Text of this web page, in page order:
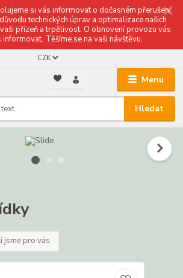
si vás informovat o dočasném přerušení
technických úprav a optimalizace našich
přízeň a trpělivost. O obnovení provozu vás
informovat. Těšíme se na vaši návštěvu.
Menu
CZK
Hledat
jsme pro vás